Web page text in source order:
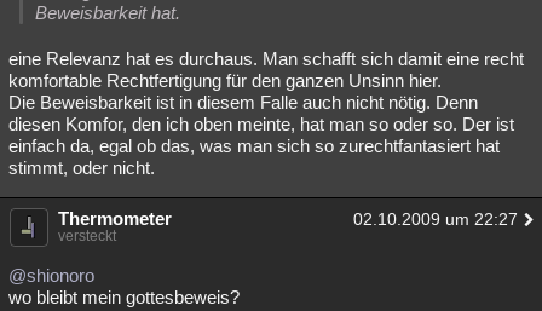
Beweisbarkeit hat.
eine Relevanz hat es durchaus. Man schafft sich damit eine recht
komfortable Rechtfertigung für den ganzen Unsinn hier.
Die Beweisbarkeit ist in diesem Falle auch nicht nötig. Denn
diesen Komfor, den ich oben meinte, hat man so oder so. Der ist
einfach da, egal ob das, was man sich so zurechtfantasiert hat
stimmt, oder nicht.
Thermometer 02.10.2009 um 22:27
versteckt
@shionoro
wo bleibt mein gottesbeweis?